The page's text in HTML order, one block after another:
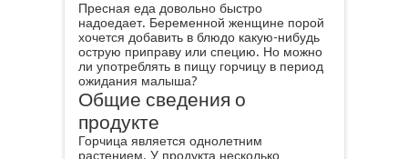
Пресная еда довольно быстро
надоедает. Беременной женщине порой
хочется добавить в блюдо какую-нибудь
острую приправу или специю. Но можно
ли употреблять в пищу горчицу в период
ожидания малыша?
Общие сведения о
продукте
Горчица является однолетним
растением. У продукта несколько